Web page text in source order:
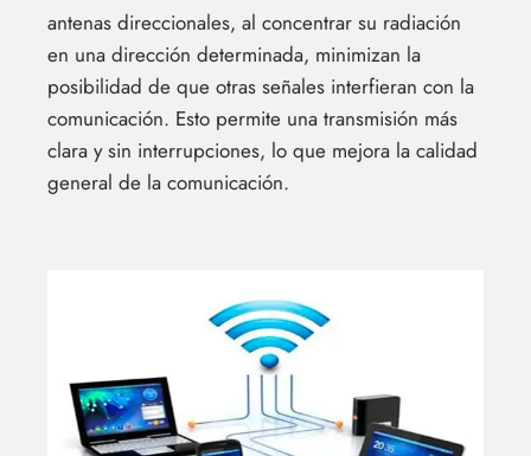
antenas direccionales, al concentrar su radiación
en una dirección determinada, minimizan la
posibilidad de que otras señales interfieran con la
comunicación. Esto permite una transmisión más
clara y sin interrupciones, lo que mejora la calidad
general de la comunicación.